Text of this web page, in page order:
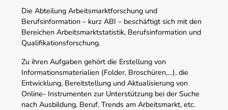
Die Abteilung Arbeitsmarktforschung und
Berufsinformation – kurz ABI – beschäftigt sich mit den
Bereichen Arbeitsmarktstatistik, Berufsinformation und
Qualifikationsforschung.
Zu ihren Aufgaben gehört die Erstellung von
Informationsmaterialien (Folder, Broschüren,…), die
Entwicklung, Bereitstellung und Aktualisierung von
Online- Instrumenten zur Unterstützung bei der Suche
nach Ausbildung, Beruf, Trends am Arbeitsmarkt, etc.